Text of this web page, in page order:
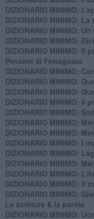
DIZIONARIO MINIMO:
DIZIONARIO MINIMO: La
DIZIONARIO MINIMO:
DIZIONARIO MINIMO:
DIZIONARIO MINIMO: Il
Pensieri di Ferragosto
DIZIONARIO MINIMO:
DIZIONARIO MINIMO:
DIZIONARIO MINIMO:
DIZIONARIO MINIMO: Il
DIZIONARIO MINIMO:
DIZIONARIO MINIMO:
DIZIONARIO MINIMO:
DIZIONARIO MINIMO: ​I
DIZIONARIO MINIMO:
DIZIONARIO MINIMO:
DIZIONARIO MINIMO:
DIZIONARIO MINIMO: Il
DIZIONARIO MINIMO:
La scrittura & la parola
​DIZIONARIO MINIMO: